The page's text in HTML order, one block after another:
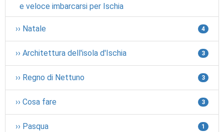
e veloce imbarcarsi per Ischia
›› Natale 4
›› Architettura dell'isola d'Ischia 3
›› Regno di Nettuno 3
›› Cosa fare 3
›› Pasqua 1